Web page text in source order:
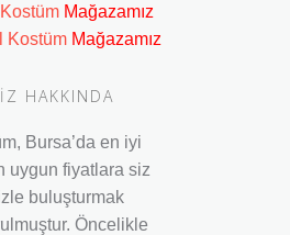
Mağazamız
Kostüm Mağazamız
HAKKINDA
Bursa’da en iyi
uygun fiyatlara siz
buluşturmak
Öncelikle